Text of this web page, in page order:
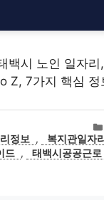
시 노인 일자
Z, 7가지 핵심
정보 , 복지관일자
드 , 태백시공공근로